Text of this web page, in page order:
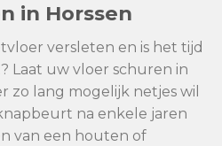
in Horssen
versleten en is het tijd
Laat uw vloer schuren in
zo lang mogelijk netjes wil
na enkele jaren
van een houten of